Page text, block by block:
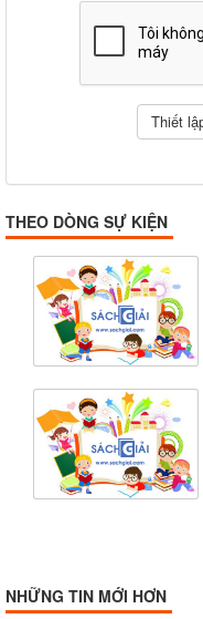
THEO DÒNG SỰ KIỆN
NHỮNG TIN MỚI HƠN